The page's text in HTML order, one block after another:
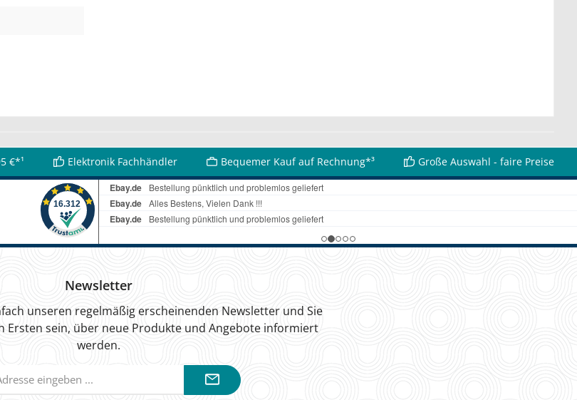
€*¹ Elektronik Fachhändler Bequemer Kauf auf Rechnung*³ Große Auswahl - faire Preise
Newsletter
unseren regelmäßig erscheinenden Newsletter und Sie
Ersten sein, über neue Produkte und Angebote informiert
werden.
Mail-